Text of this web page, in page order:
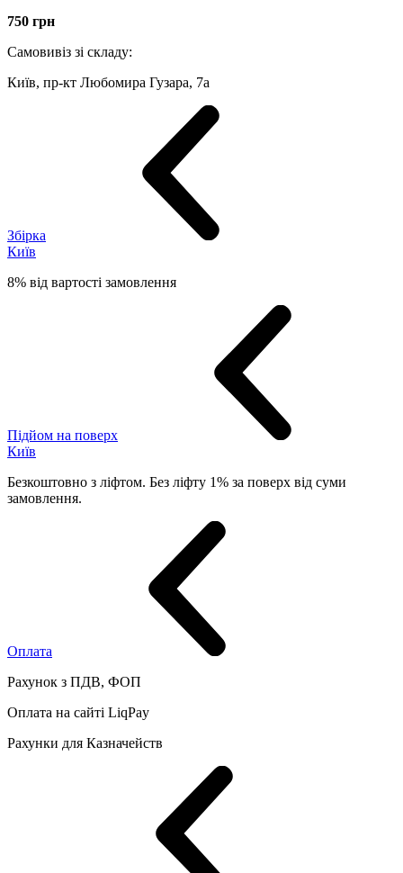
750 грн
Самовивіз зі складу:
Київ, пр-кт Любомира Гузара, 7а
Збірка
Київ
8% від вартості замовлення
Підйом на поверх
Київ
Безкоштовно з ліфтом. Без ліфту 1% за поверх від суми
замовлення.
Оплата
Рахунок з ПДВ, ФОП
Оплата на сайті LiqPay
Рахунки для Казначейств